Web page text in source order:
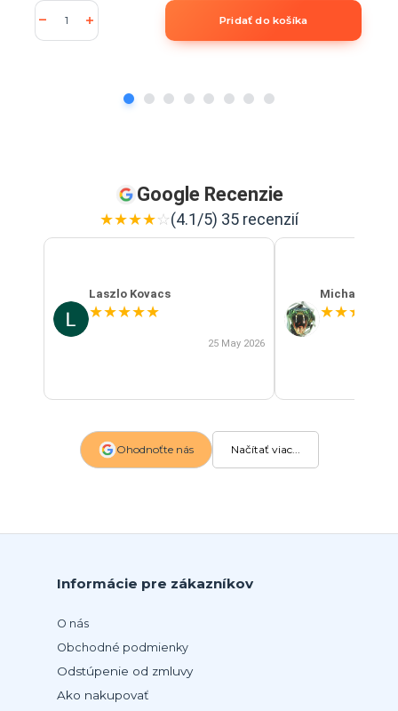
Pridať do košíka
Google Recenzie
★★★★☆(4.1/5) 35 recenzií
Laszlo Kovacs
★★★★★
25 May 2026
Michal Szabo
★★★
Ohodnoťte nás Načítať viac...
Informácie pre zákazníkov
O nás
Obchodné podmienky
Odstúpenie od zmluvy
Ako nakupovať